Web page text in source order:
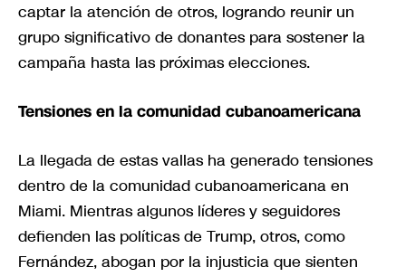
captar la atención de otros, logrando reunir un
grupo significativo de donantes para sostener la
campaña hasta las próximas elecciones.
Tensiones en la comunidad cubanoamericana
La llegada de estas vallas ha generado tensiones
dentro de la comunidad cubanoamericana en
Miami. Mientras algunos líderes y seguidores
defienden las políticas de Trump, otros, como
Fernández, abogan por la injusticia que sienten